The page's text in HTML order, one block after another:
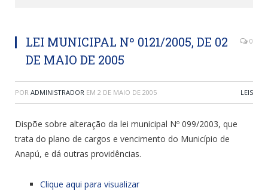
LEI MUNICIPAL Nº 0121/2005, DE 02
DE MAIO DE 2005
0
POR ADMINISTRADOR EM 2 DE MAIO DE 2005 LEIS
Dispõe sobre alteração da lei municipal Nº 099/2003, que
trata do plano de cargos e vencimento do Município de
Anapú, e dá outras providências.
Clique aqui para visualizar